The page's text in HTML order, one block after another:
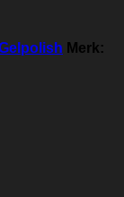
Merk: